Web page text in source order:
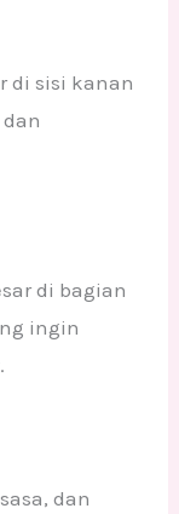
di sisi kanan
di bagian
ingin
dan